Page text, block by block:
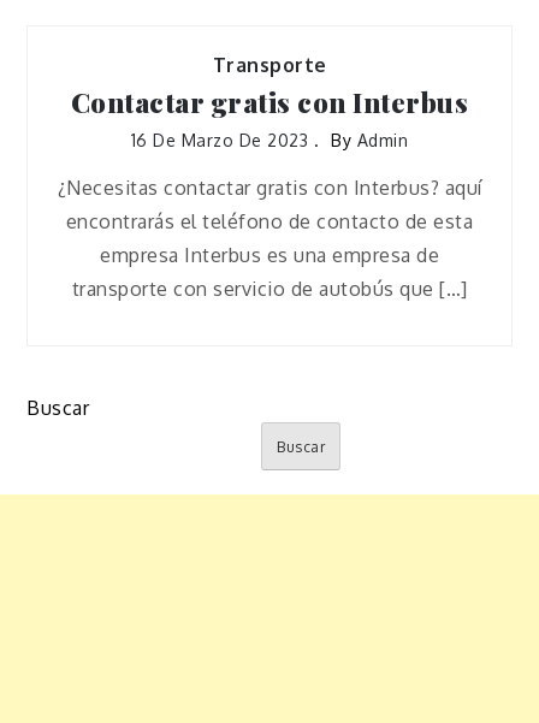
Transporte
Contactar gratis con Interbus
16 De Marzo De 2023 By Admin
¿Necesitas contactar gratis con Interbus? aquí
encontrarás el teléfono de contacto de esta
empresa Interbus es una empresa de
transporte con servicio de autobús que […]
Buscar
Buscar